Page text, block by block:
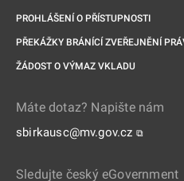
PROHLÁŠENÍ O PŘÍSTUPNOSTI
PŘEKÁŽKY BRÁNÍCÍ ZVEŘEJNĚNÍ
ŽÁDOST O VÝMAZ VKLADU
Máte dotaz? Napište nám
sbirkausc@mv.gov.cz ⧉
Sledujte český eGovernment